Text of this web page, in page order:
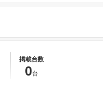
掲載台数
0台